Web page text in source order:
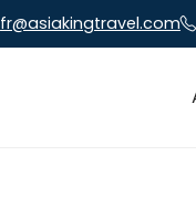
fr@asiakingtravel.com